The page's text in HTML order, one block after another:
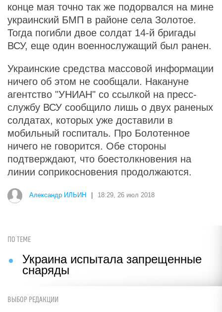
конце мая точно так же подорвался на мине
украинский БМП в районе села Золотое.
Тогда погибли двое солдат 14-й бригады
ВСУ, еще один военнослужащий был ранен.
Украинские средства массовой информации
ничего об этом не сообщали. Накануне
агентство "УНИАН" со ссылкой на пресс-
службу ВСУ сообщило лишь о двух раненых
солдатах, которых уже доставили в
мобильный госпиталь. Про Болотенное
ничего не говорится. Обе стороны
подтверждают, что боестолкновения на
линии соприкосновения продолжаются.
зря!
Трубку сразу бросают: 4 вопроса,
которые убивают любую схему
ВЫБОР РЕДАКЦИИ